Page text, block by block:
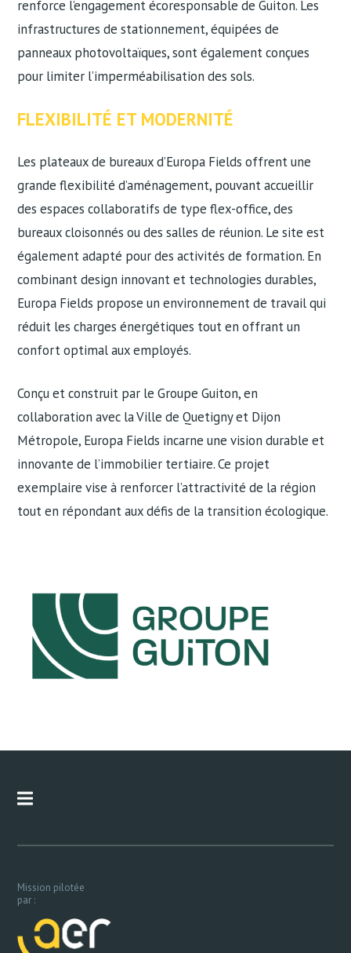
renforce l’engagement écoresponsable de Guiton. Les
infrastructures de stationnement, équipées de
panneaux photovoltaïques, sont également conçues
pour limiter l’imperméabilisation des sols.
FLEXIBILITÉ ET MODERNITÉ
Les plateaux de bureaux d’Europa Fields offrent une
grande flexibilité d’aménagement, pouvant accueillir
des espaces collaboratifs de type flex-office, des
bureaux cloisonnés ou des salles de réunion. Le site est
également adapté pour des activités de formation. En
combinant design innovant et technologies durables,
Europa Fields propose un environnement de travail qui
réduit les charges énergétiques tout en offrant un
confort optimal aux employés.
Conçu et construit par le Groupe Guiton, en
collaboration avec la Ville de Quetigny et Dijon
Métropole, Europa Fields incarne une vision durable et
innovante de l’immobilier tertiaire. Ce projet
exemplaire vise à renforcer l’attractivité de la région
tout en répondant aux défis de la transition écologique.
Mission pilotée
par :